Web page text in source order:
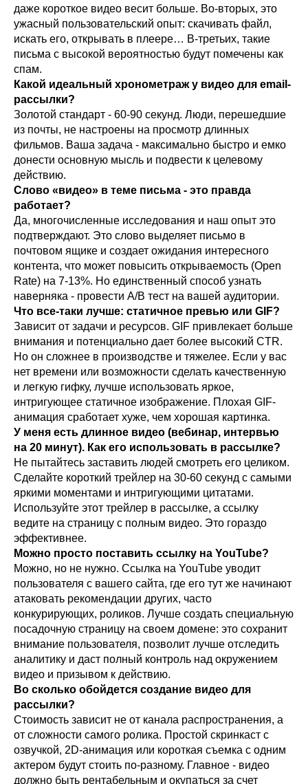
даже короткое видео весит больше. Во-вторых, это
ужасный пользовательский опыт: скачивать файл,
искать его, открывать в плеере… В-третьих, такие
письма с высокой вероятностью будут помечены как
спам.
Какой идеальный хронометраж у видео для email-
рассылки?
Золотой стандарт - 60-90 секунд. Люди, перешедшие
из почты, не настроены на просмотр длинных
фильмов. Ваша задача - максимально быстро и емко
донести основную мысль и подвести к целевому
действию.
Слово «видео» в теме письма - это правда
работает?
Да, многочисленные исследования и наш опыт это
подтверждают. Это слово выделяет письмо в
почтовом ящике и создает ожидания интересного
контента, что может повысить открываемость (Open
Rate) на 7-13%. Но единственный способ узнать
наверняка - провести A/B тест на вашей аудитории.
Что все-таки лучше: статичное превью или GIF?
Зависит от задачи и ресурсов. GIF привлекает больше
внимания и потенциально дает более высокий CTR.
Но он сложнее в производстве и тяжелее. Если у вас
нет времени или возможности сделать качественную
и легкую гифку, лучше использовать яркое,
интригующее статичное изображение. Плохая GIF-
анимация сработает хуже, чем хорошая картинка.
У меня есть длинное видео (вебинар, интервью
на 20 минут). Как его использовать в рассылке?
Не пытайтесь заставить людей смотреть его целиком.
Сделайте короткий трейлер на 30-60 секунд с самыми
яркими моментами и интригующими цитатами.
Используйте этот трейлер в рассылке, а ссылку
ведите на страницу с полным видео. Это гораздо
эффективнее.
Можно просто поставить ссылку на YouTube?
Можно, но не нужно. Ссылка на YouTube уводит
пользователя с вашего сайта, где его тут же начинают
атаковать рекомендации других, часто
конкурирующих, роликов. Лучше создать специальную
посадочную страницу на своем домене: это сохранит
внимание пользователя, позволит лучше отследить
аналитику и даст полный контроль над окружением
видео и призывом к действию.
Во сколько обойдется создание видео для
рассылки?
Стоимость зависит не от канала распространения, а
от сложности самого ролика. Простой скринкаст с
озвучкой, 2D-анимация или короткая съемка с одним
актером будут стоить по-разному. Главное - видео
должно быть рентабельным и окупаться за счет